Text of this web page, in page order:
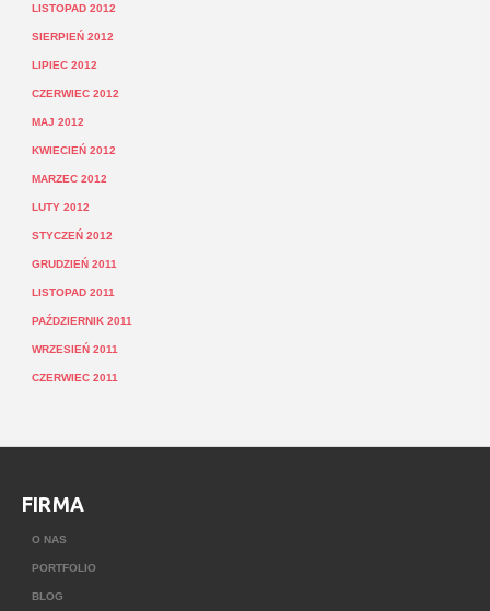
LISTOPAD 2012
SIERPIEŃ 2012
LIPIEC 2012
CZERWIEC 2012
MAJ 2012
KWIECIEŃ 2012
MARZEC 2012
LUTY 2012
STYCZEŃ 2012
GRUDZIEŃ 2011
LISTOPAD 2011
PAŹDZIERNIK 2011
WRZESIEŃ 2011
CZERWIEC 2011
FIRMA
O NAS
PORTFOLIO
BLOG